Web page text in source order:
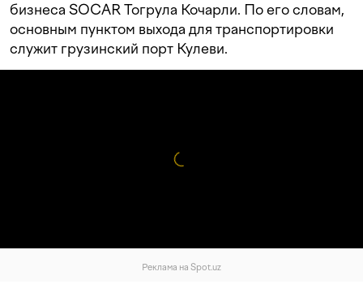
бизнеса SOCAR Тогрула Кочарли. По его словам,
основным пунктом выхода для транспортировки
служит грузинский порт Кулеви.
Реклама на Spot.uz